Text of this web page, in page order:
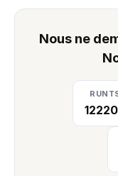
Nous ne